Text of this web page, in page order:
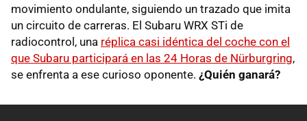
movimiento ondulante, siguiendo un trazado que imita
un circuito de carreras. El Subaru WRX STi de
radiocontrol, una réplica casi idéntica del coche con el
que Subaru participará en las 24 Horas de Nürburgring,
se enfrenta a ese curioso oponente. ¿Quién ganará?